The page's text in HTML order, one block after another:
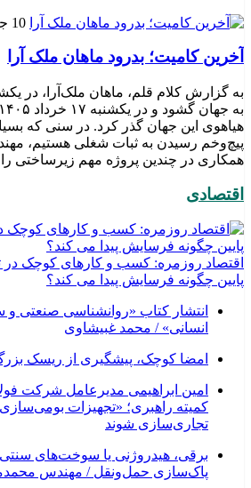
10 جولای 2026
​آخرین کامیت؛ بدرود ماهان ملک آرا
هیاهوی این جهان گذر کرد. در سنی که
پیچ‌وخم رسیدن به ثبات شغلی هستیم،
همکاری در چندین پروژه مهم زیرساختی
اقتصادی
اقتصاد روزمره: کسب‌ و کارهای کوچک در
پایین چگونه فرسایش پیدا می کند؟
انتشار کتاب «روانشناسی صنعتی و
انسانی» / محمد غبیشاوی
امضا کوچک، پیشگیری از ریسک
امین ابراهیمی مدیرعامل شرکت
کمیته راهبری؛ «تجهیزات
تجاری‌سازی شوند
برقی، هیدروژنی یا سوخت‌های
پاک‌سازی حمل‌ونقل / مهندس